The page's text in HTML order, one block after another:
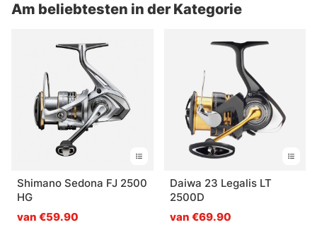
Wij hebben ervoor gekozen om een breed assortiment
reels maar ook om onze klanten een zo groot mogelijke
keuzevrijheid te kunnen bieden. Sommige van onze reels
worden exclusief in onze winkel verkocht en vindt u
nergens anders in Zweden.
Am beliebtesten in der Kategorie
Shimano Sedona FJ 2500
HG
van €59.90
Daiwa 23 Legalis LT
2500D
van €69.90